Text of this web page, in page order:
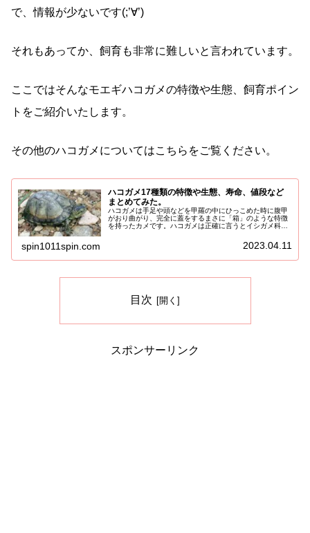
で、情報が少ないです(;’∀’)
それもあってか、飼育も非常に難しいと言われています。
ここではそんなモエギハコガメの特徴や生態、飼育ポイン
トをご紹介いたします。
その他のハコガメについてはこちらをご覧ください。
ハコガメ17種類の特徴や生態、寿命、値段など
まとめてみた。
ハコガメは手足や頭などを甲羅の中にひっこめた時に腹甲
がおり曲がり、完全に蓋をするまさに「箱」のような特徴
を持ったカメです。ハコガメは正確に言うとイシガメ科と
spin1011spin.com 2023.04.11
目次
スポンサーリンク